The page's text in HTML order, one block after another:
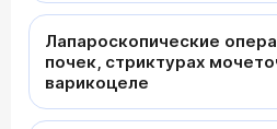
Лапароскопические
почек, стриктурах
варикоцеле